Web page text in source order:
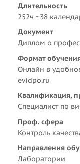
Длительность
252ч ~38
Документ
Диплом о
Формат
Онлайн в
evidpo.ru
Квалификация,
Специалист по
Проф. сфера
Контроль
Направления
Лаборатории